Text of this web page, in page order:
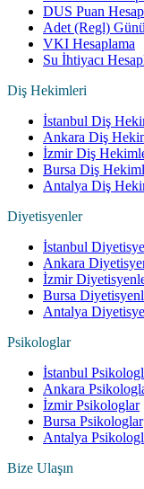
DUS Puan
Adet (Regl)
VKI Hesaplama
Su İhtiyacı
Diş Hekimleri
İstanbul Diş
Ankara Diş
İzmir Diş
Bursa Diş
Antalya Diş
Diyetisyenler
İstanbul
Ankara
İzmir
Bursa
Antalya
Psikologlar
İstanbul
Ankara
İzmir Psikologlar
Bursa Psikologlar
Antalya
Bize Ulaşın